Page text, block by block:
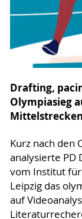
Drafting,
Olympiasieg
Mittelstrecken
Kurz nach den
analysierte PD
vom Institut für
Leipzig das
auf